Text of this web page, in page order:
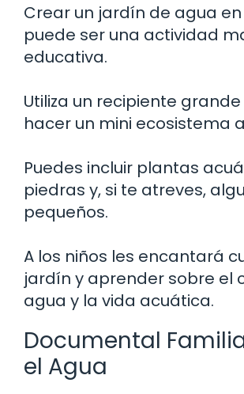
Crear un jardín de agua
puede ser una actividad
educativa.
Utiliza un recipiente
hacer un mini ecosistema
Puedes incluir plantas
piedras y, si te atreves,
pequeños.
A los niños les encantará
jardín y aprender sobre el
agua y la vida acuática.
Documental
el Agua